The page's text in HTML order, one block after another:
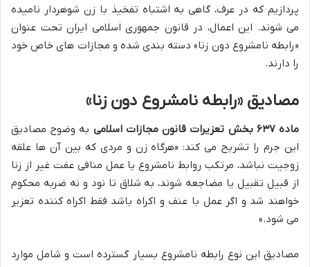
پردازیم که در عرف، گاهی به اشتباه تفخیذ با زن شوهردار نامیده
می شوند. این اعمال، در قانون جمهوری اسلامی ایران تحت عنوان
«رابطه نامشروع دون زنا» دسته بندی شده و مجازات های خاص خود
را دارند.
مصادیق «رابطه نامشروع دون زنا»
ماده ۶۳۷ بخش تعزیرات قانون مجازات اسلامی
به وضوح مصادیق
این جرم را تشریح می کند: «هرگاه زن و مردی که بین آن ها علقه
زوجیت نباشد، مرتکب روابط نامشروع یا عمل منافی عفت غیر از زنا
از قبیل تقبیل یا مضاجعه شوند، به شلاق تا نود و نه ضربه محکوم
خواهند شد و اگر عمل با عنف و اکراه باشد فقط اکراه کننده تعزیر
می شود.»
مصادیق این نوع رابطه نامشروع بسیار گسترده است و شامل موارد